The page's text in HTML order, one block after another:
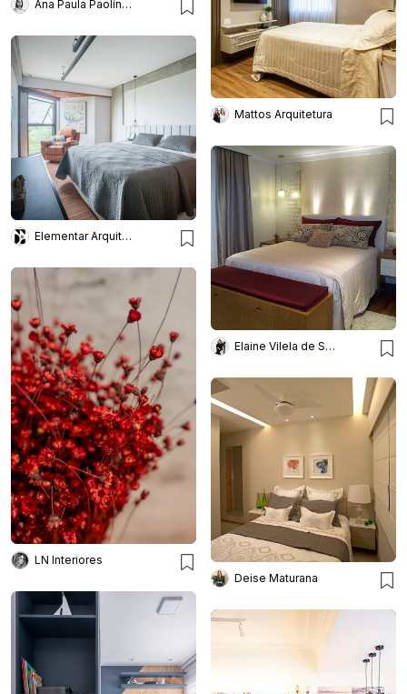
Ana Paula Paolinelli
Mattos Arquitetura
Elementar Arquitetura
Elaine Vilela de Sousa
LN Interiores
Deise Maturana